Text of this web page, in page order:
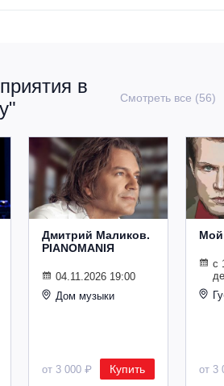
в
Смотреть все (56)
Дмитрий Маликов.
PIANOMANIЯ
04.11.2026 19:00
Дом музыки
от 3 000 ₽ Купить
Мой
с
от 3